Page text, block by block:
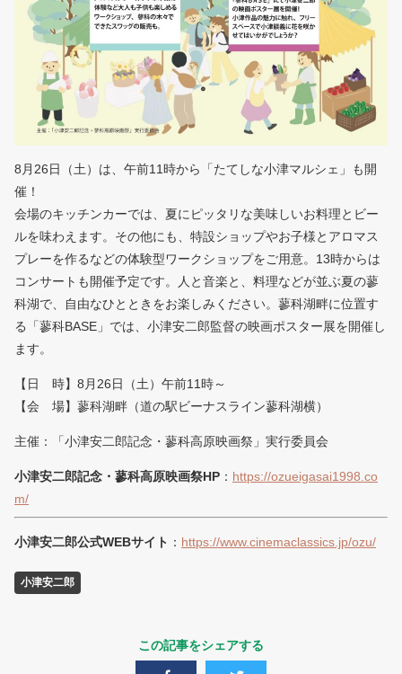
8月26日（土）は、午前11時から「たてしな小津マルシェ」も開
催！
会場のキッチンカーでは、夏にピッタリな美味しいお料理とビー
ルを味わえます。その他にも、特設ショップやお子様とアロマス
プレーを作るなどの体験型ワークショップをご用意。13時からは
コンサートも開催予定です。人と音楽と、料理などが並ぶ夏の蓼
科湖で、自由なひとときをお楽しみください。蓼科湖畔に位置す
る「蓼科BASE」では、小津安二郎監督の映画ポスター展を開催し
ます。
【日 時】8月26日（土）午前11時～
【会 場】蓼科湖畔（道の駅ビーナスライン蓼科湖横）
主催：「小津安二郎記念・蓼科高原映画祭」実行委員会
小津安二郎記念・蓼科高原映画祭HP ： https://ozueigasai1998.co
m/
小津安二郎公式WEBサイト ： https://www.cinemaclassics.jp/ozu/
小津安二郎
この記事をシェアする